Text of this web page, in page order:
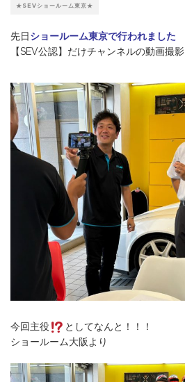
★SEVショールーム東京★
先日ショールーム東京で行われました
【SEV公認】だけチャンネルの動画撮影
今回主役
としてなんと！！！
ショールーム大阪より